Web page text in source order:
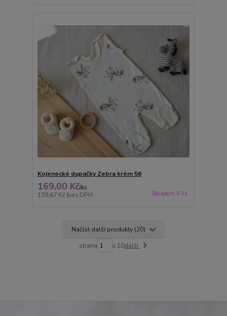
Kojenecké dupačky Zebra krém 56
169,00 Kč/ks
139,67 Kč bez DPH Skladem 8 ks
Načíst další produkty (20)
strana z 10další